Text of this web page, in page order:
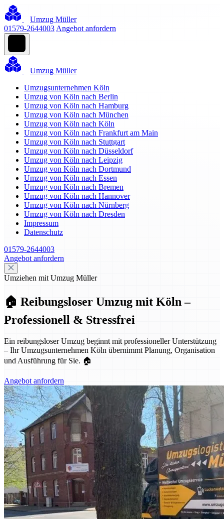
Umzug Müller
01579-2644003 Angebot anfordern
Umzug Müller
Umzugsunternehmen Köln
Umzug von Köln nach Berlin
Umzug von Köln nach Hamburg
Umzug von Köln nach München
Umzug von Köln nach Köln
Umzug von Köln nach Frankfurt am Main
Umzug von Köln nach Stuttgart
Umzug von Köln nach Düsseldorf
Umzug von Köln nach Leipzig
Umzug von Köln nach Dortmund
Umzug von Köln nach Essen
Umzug von Köln nach Bremen
Umzug von Köln nach Hannover
Umzug von Köln nach Nürnberg
Umzug von Köln nach Dresden
Impressum
Datenschutz
01579-2644003
Angebot anfordern
Umziehen mit Umzug Müller
🏠 Reibungsloser Umzug mit Köln –
Professionell & Stressfrei
Ein reibungsloser Umzug beginnt mit professioneller Unterstützung
– Ihr Umzugsunternehmen Köln übernimmt Planung, Organisation
und Ausführung für Sie. 🏠
Angebot anfordern